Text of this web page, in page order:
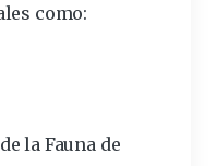
como:
la Fauna de